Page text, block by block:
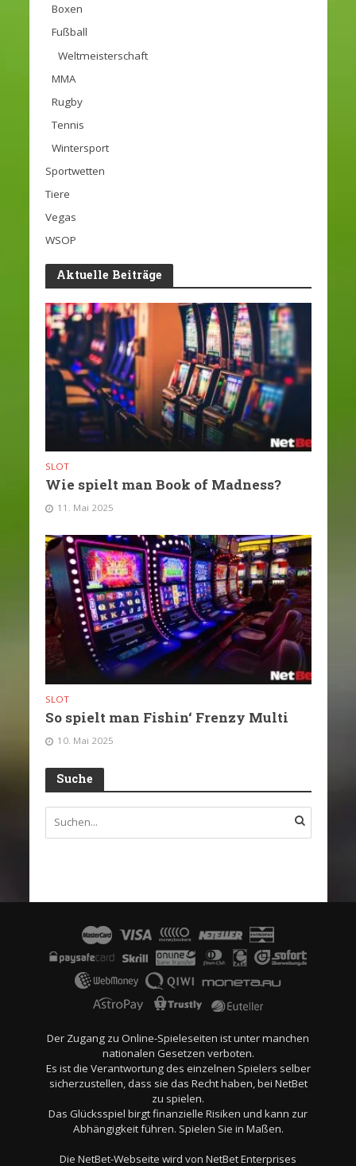
Boxen
Fußball
Weltmeisterschaft
MMA
Rugby
Tennis
Wintersport
Sportwetten
Tiere
Vegas
WSOP
Aktuelle Beiträge
SLOT
Wie spielt man Book of Madness?
11. Mai 2025
SLOT
So spielt man Fishin‘ Frenzy Multi
10. Mai 2025
Suche
Der Zugang zu Online-Spieleseiten ist unter manchen
nationalen Gesetzen verboten.
Es ist die Verantwortung des einzelnen Spielers selber
sicherzustellen, dass sie das Recht haben, bei NetBet
zu spielen.
Das Glücksspiel birgt finanzielle Risiken und kann zur
Abhängigkeit führen. Spielen Sie in Maßen.
Die NetBet-Webseite wird von NetBet Enterprises